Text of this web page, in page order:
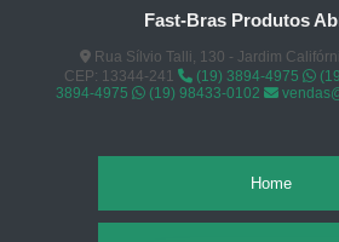
Fast-Bras Produtos
Rua Sílvio Talli, 130 - Jardim
CEP: 13344-241
(19) 3894-4975
3894-4975
(19) 98433-0102
Home